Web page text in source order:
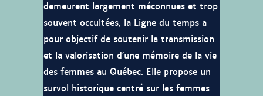
demeurent largement méconnues et trop
souvent occultées, la Ligne du temps a
pour objectif de soutenir la transmission
et la valorisation d’une mémoire de la vie
des femmes au Québec. Elle propose un
survol historique centré sur les femmes